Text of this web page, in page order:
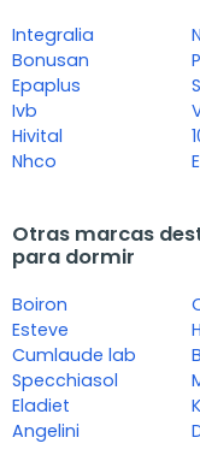
Integralia
Bonusan
Epaplus
Ivb
Hivital
Nhco
Otras marcas
para dormir
Boiron
Esteve
Cumlaude lab
Specchiasol
Eladiet
Angelini